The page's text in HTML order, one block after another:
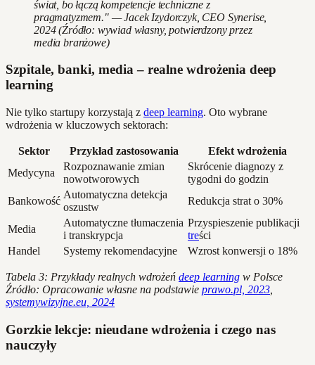
świat, bo łączą kompetencje techniczne z
pragmatyzmem." — Jacek Izydorczyk, CEO Synerise,
2024 (Źródło: wywiad własny, potwierdzony przez
media branżowe)
Szpitale, banki, media – realne wdrożenia deep
learning
Nie tylko startupy korzystają z deep learning. Oto wybrane
wdrożenia w kluczowych sektorach:
Sektor Przykład zastosowania
Efekt wdrożenia
Medycyna
Rozpoznawanie zmian
nowotworowych
Skrócenie diagnozy z
tygodni do godzin
Bankowość
Automatyczna detekcja
oszustw
Redukcja strat o 30%
Media
Automatyczne tłumaczenia
i transkrypcja
Przyspieszenie publikacji
treści
Handel
Systemy rekomendacyjne Wzrost konwersji o 18%
Tabela 3: Przykłady realnych wdrożeń deep learning w Polsce
Źródło: Opracowanie własne na podstawie prawo.pl, 2023
systemywizyjne.eu, 2024
Gorzkie lekcje: nieudane wdrożenia i czego nas
nauczyły